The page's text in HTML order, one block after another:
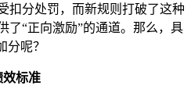
扣分处罚，而新规则打破了这种
了“正向激励”的通道。那么，具
分呢？
效标准